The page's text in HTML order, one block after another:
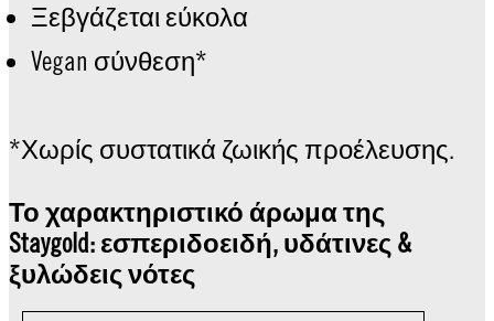
Ξεβγάζεται εύκολα
Vegan σύνθεση*
*Χωρίς συστατικά ζωικής προέλευσης.
Το χαρακτηριστικό άρωμα της
Staygold: εσπεριδοειδή, υδάτινες &
ξυλώδεις νότες